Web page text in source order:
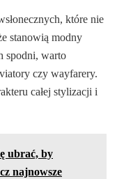
które nie
stanowią modny
spodni, warto
czy wayfarery.
całej stylizacji i
ubrać, by
najnowsze